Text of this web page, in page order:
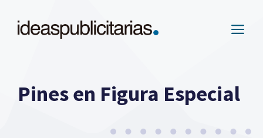
Pines en Figura Especial